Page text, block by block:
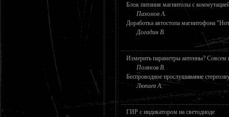
Блок питания магнитолы с
Пахомов А.
Доработка автостопа магнитофона
Догадин В.
Измерить параметры антенны? Совсем
Поляков В.
Беспроводное прослушивание
Люпаев А.
ГИР с индикатором на светодиоде